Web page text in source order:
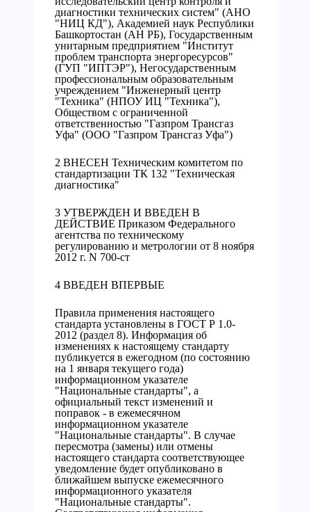
диагностики технических систем" (АНО
"НИЦ КД"), Академией наук Республики
Башкортостан (АН РБ), Государственным
унитарным предприятием "Институт
проблем транспорта энергоресурсов"
(ГУП "ИПТЭР"), Негосударственным
профессиональным образовательным
учреждением "Инженерный центр
"Техника" (НПОУ ИЦ "Техника"),
Обществом с ограниченной
ответственностью "Газпром Трансгаз
Уфа" (ООО "Газпром Трансгаз Уфа")
2 ВНЕСЕН Техническим комитетом по
стандартизации ТК 132 "Техническая
диагностика"
3 УТВЕРЖДЕН И ВВЕДЕН В
ДЕЙСТВИЕ Приказом Федерального
агентства по техническому
регулированию и метрологии от 8 ноября
2012 г. N 700-ст
4 ВВЕДЕН ВПЕРВЫЕ
Правила применения настоящего
стандарта установлены в ГОСТ Р 1.0-
2012 (раздел 8). Информация об
изменениях к настоящему стандарту
публикуется в ежегодном (по состоянию
на 1 января текущего года)
информационном указателе
"Национальные стандарты", а
официальный текст изменений и
поправок - в ежемесячном
информационном указателе
"Национальные стандарты". В случае
пересмотра (замены) или отмены
настоящего стандарта соответствующее
уведомление будет опубликовано в
ближайшем выпуске ежемесячного
информационного указателя
"Национальные стандарты".